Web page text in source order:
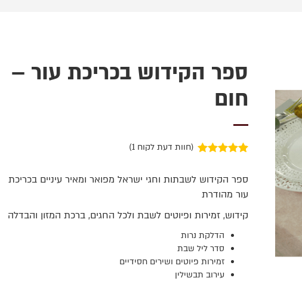
ספר הקידוש בכריכת עור –
חום
עלדירוגים של
לקוחות
(חוות דעת לקוח 1
)
ספר הקידוש לשבתות וחגי ישראל מפואר ומאיר עיניים בכריכת
עור מהודרת
קידוש, זמירות ופיוטים לשבת ולכל החגים, ברכת המזון והבדלה
הדלקת נרות
סדר ליל שבת
זמירות פיוטים ושירים חסידיים
עירוב תבשילין